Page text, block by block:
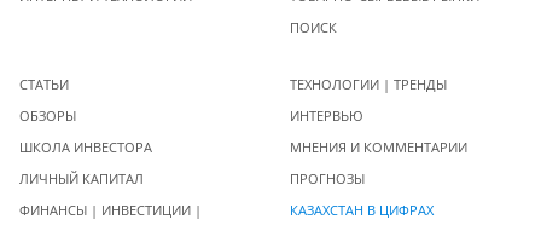
ПОИСК
СТАТЬИ
ОБЗОРЫ
ШКОЛА ИНВЕСТОРА
ЛИЧНЫЙ КАПИТАЛ
ФИНАНСЫ | ИНВЕСТИЦИИ |
ТЕХНОЛОГИИ | ТРЕНДЫ
ИНТЕРВЬЮ
МНЕНИЯ И КОММЕНТАРИИ
ПРОГНОЗЫ
КАЗАХСТАН В ЦИФРАХ